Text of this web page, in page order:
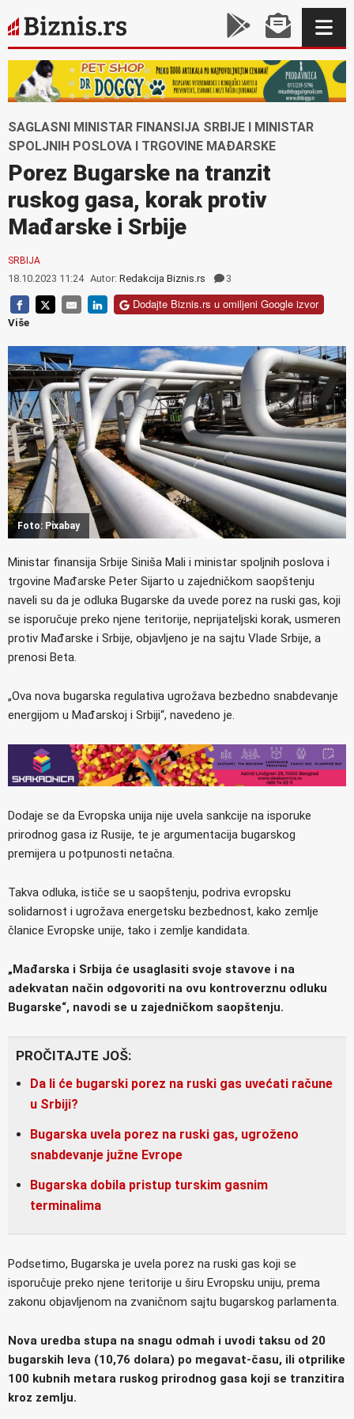
SAGLASNI MINISTAR FINANSIJA SRBIJE I MINISTAR
SPOLJNIH POSLOVA I TRGOVINE MAĐARSKE
Porez Bugarske na tranzit
ruskog gasa, korak protiv
Mađarske i Srbije
SRBIJA
18.10.2023 11:24 Autor: Redakcija Biznis.rs 3
Dodajte Biznis.rs u omiljeni Google izvor
Više
Foto: Pixabay
Ministar finansija Srbije Siniša Mali i ministar spoljnih poslova i
trgovine Mađarske Peter Sijarto u zajedničkom saopštenju
naveli su da je odluka Bugarske da uvede porez na ruski gas, koji
se isporučuje preko njene teritorije, neprijateljski korak, usmeren
protiv Mađarske i Srbije, objavljeno je na sajtu Vlade Srbije, a
prenosi Beta.
„Ova nova bugarska regulativa ugrožava bezbedno snabdevanje
energijom u Mađarskoj i Srbiji“, navedeno je.
Dodaje se da Evropska unija nije uvela sankcije na isporuke
prirodnog gasa iz Rusije, te je argumentacija bugarskog
premijera u potpunosti netačna.
Takva odluka, ističe se u saopštenju, podriva evropsku
solidarnost i ugrožava energetsku bezbednost, kako zemlje
članice Evropske unije, tako i zemlje kandidata.
„Mađarska i Srbija će usaglasiti svoje stavove i na
adekvatan način odgovoriti na ovu kontroverznu odluku
Bugarske“, navodi se u zajedničkom saopštenju.
PROČITAJTE JOŠ:
Da li će bugarski porez na ruski gas uvećati račune
u Srbiji?
Bugarska uvela porez na ruski gas, ugroženo
snabdevanje južne Evrope
Bugarska dobila pristup turskim gasnim
terminalima
Podsetimo, Bugarska je uvela porez na ruski gas koji se
isporučuje preko njene teritorije u širu Evropsku uniju, prema
zakonu objavljenom na zvaničnom sajtu bugarskog parlamenta.
Nova uredba stupa na snagu odmah i uvodi taksu od 20
bugarskih leva (10,76 dolara) po megavat-času, ili otprilike
100 kubnih metara ruskog prirodnog gasa koji se tranzitira
kroz zemlju.